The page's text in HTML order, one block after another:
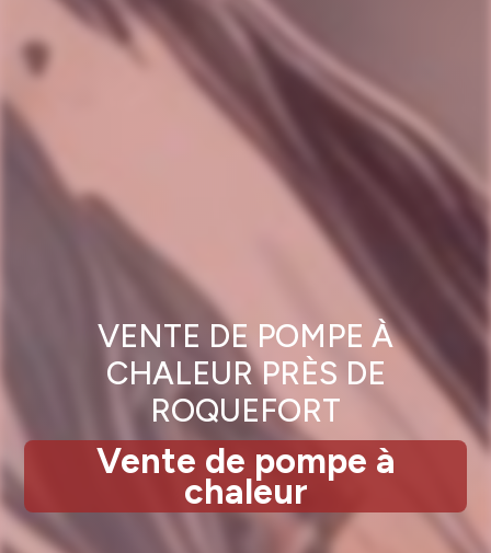
VENTE DE POMPE À
CHALEUR PRÈS DE
ROQUEFORT
Vente de pompe à
chaleur